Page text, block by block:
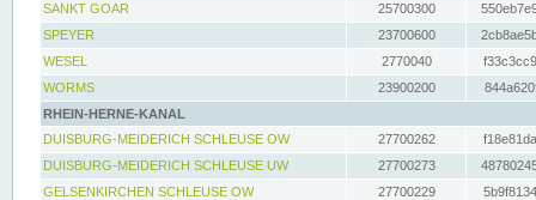
SANKT GOAR
25700300
SPEYER
23700600
WESEL
2770040
WORMS
23900200
RHEIN-HERNE-KANAL
DUISBURG-MEIDERICH SCHLEUSE OW
27700262
DUISBURG-MEIDERICH SCHLEUSE UW
27700273
GELSENKIRCHEN SCHLEUSE OW
27700229